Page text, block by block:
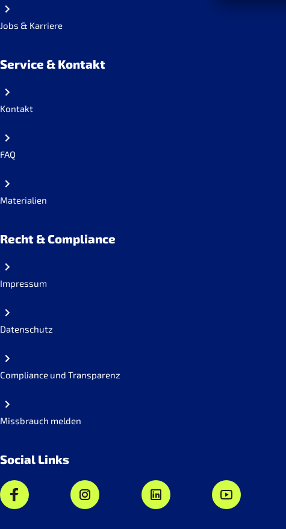
Jobs & Karriere
Service & Kontakt
Kontakt
FAQ
Materialien
Recht & Compliance
Impressum
Datenschutz
Compliance und Transparenz
Missbrauch melden
Social Links